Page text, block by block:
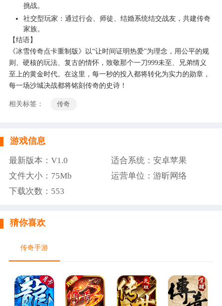
挑战。
社交型玩家：通过行会、师徒、结婚系统结交战友，共建传奇
家族。
【结语】
《冰雪传奇点卡重制版》以“让时间证明热爱”为理念，用公平的规
则、硬核的玩法、复古的情怀，致敬那个一刀999未至、兄弟情义
至上的黄金时代。在这里，每一秒的投入都将转化为实力的勋章，
每一场沙城决战都将铭刻传奇的史诗！
相关标签： 传奇
游戏信息
最新版本：V1.0
适合系统：安卓苹果
文件大小：75Mb
运营单位：游昕网络
下载次数： 553
猜你喜欢
传奇手游